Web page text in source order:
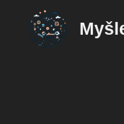
Přeskočit